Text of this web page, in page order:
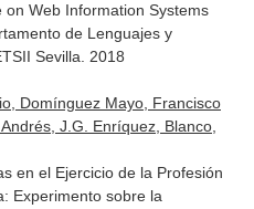
Web Information Systems
de Lenguajes y
Sevilla. 2018
Domínguez Mayo, Francisco
J.G. Enríquez, Blanco,
en el Ejercicio de la Profesión
Experimento sobre la